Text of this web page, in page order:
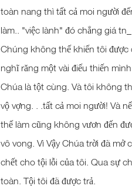
toàn nang thì tất cả moi người
làm.. "việc lành" đó chẳng giá
Chúng không thế khiến tôi được
nghĩ răng một vài điếu thiến
Chúa là tột cùng. Và tôi không
vộ vợng. . .tất cả moi người! Và
thế làm cũng không vươn đến
vô vong. Vì Vậy Chúa trời đã
chết cho tội lỗi của tôi. Qua sự
toàn. Tội tôi đã được trả.